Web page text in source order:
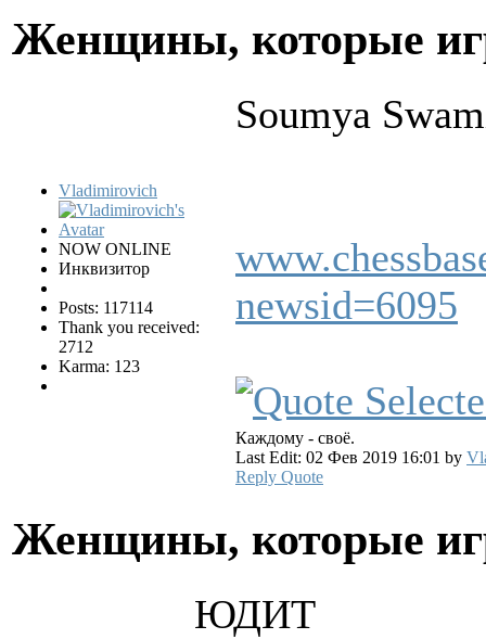
Женщины, которые
Vladimirovich
NOW ONLINE
Инквизитор
Posts: 117114
Thank you received:
2712
Karma: 123
Soumya
newsid=6095
Каждому - своё.
Last Edit: 02 Фев 2019 16:01 by
Reply Quote
Женщины, которые
ЮДИТ